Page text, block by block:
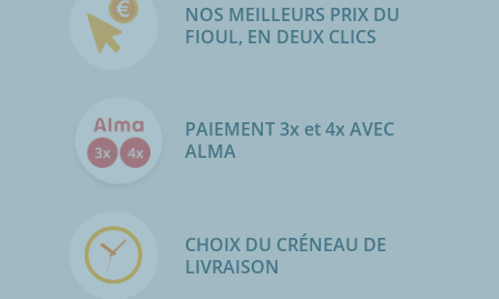
NOS MEILLEURS PRIX DU
FIOUL, EN DEUX CLICS
PAIEMENT 3x et 4x AVEC
ALMA
CHOIX DU CRÉNEAU DE
LIVRAISON